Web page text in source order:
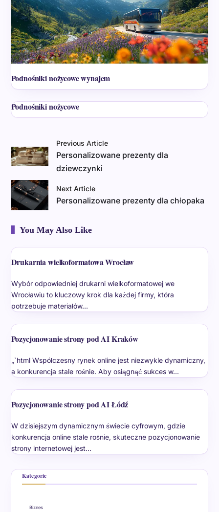
Podnośniki nożycowe wynajem
Podnośniki nożycowe
Previous Article
Personalizowane prezenty dla
dziewczynki
Next Article
Personalizowane prezenty dla chłopaka
You May Also Like
Drukarnia wielkoformatowa Wrocław
Wybór odpowiedniej drukarni wielkoformatowej we
Wrocławiu to kluczowy krok dla każdej firmy, która
potrzebuje materiałów…
Pozycjonowanie strony pod AI Kraków
„`html Współczesny rynek online jest niezwykle dynamiczny,
a konkurencja stale rośnie. Aby osiągnąć sukces w…
Pozycjonowanie strony pod AI Łódź
W dzisiejszym dynamicznym świecie cyfrowym, gdzie
konkurencja online stale rośnie, skuteczne pozycjonowanie
strony internetowej jest…
Kategorie
Biznes